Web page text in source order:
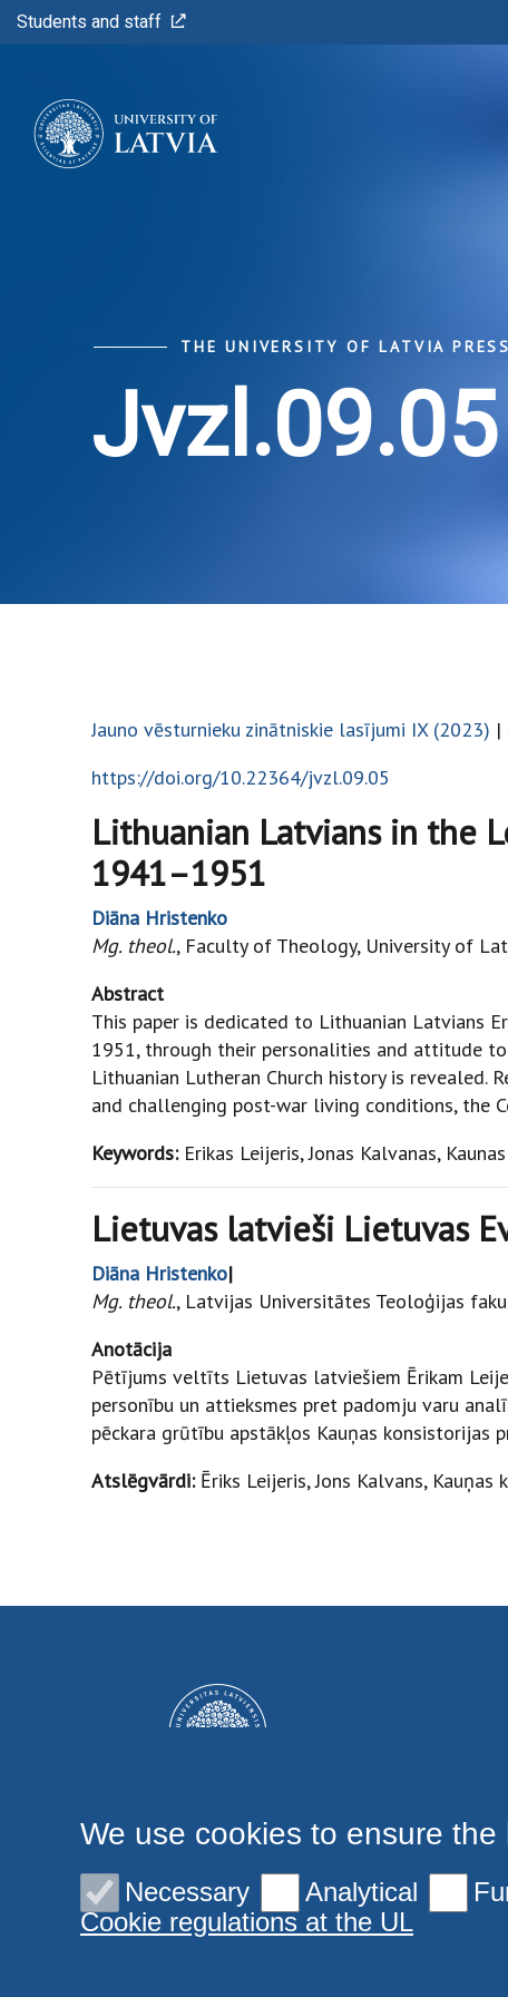
Students and staff
THE UNIVERSITY OF LATVIA PRESS
Jvzl.09.05
Jauno vēsturnieku zinātniskie lasījumi IX (2023) |
https://doi.org/10.22364/jvzl.09.05
Lithuanian Latvians in the
1941–1951
Diāna Hristenko
Mg. theol., Faculty of Theology, University of
Abstract
This paper is dedicated to Lithuanian Latvians
1951, through their personalities and attitude
Lithuanian Lutheran Church history is revealed.
and challenging post-war living conditions, the
Keywords: Erikas Leijeris, Jonas Kalvanas,
Lietuvas latvieši Lietuvas
Diāna Hristenko|
Mg. theol., Latvijas Universitātes Teoloģijas
Anotācija
Pētījums veltīts Lietuvas latviešiem Ērikam
personību un attiek­s­mes pret padomju varu
pēckara grūtību apstākļos Kauņas konsistorijas
Atslēgvārdi: Ēriks Leijeris, Jons Kalvans,
We use cookies to ensure
Necessary Analytical
Cookie regulations at the UL